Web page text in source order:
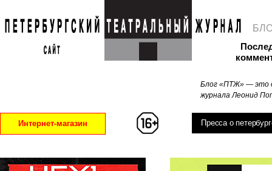
Блог «ПТЖ» — это
журнала Леонид
Интернет-магазин Пресса о